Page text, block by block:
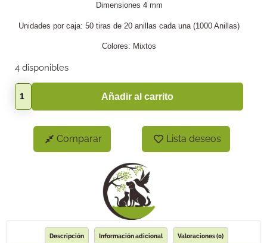
Dimensiones 4 mm
Unidades por caja: 50 tiras de 20 anillas cada una (1000 Anillas)
Colores: Mixtos
4 disponibles
Añadir al carrito
Comparar Lista deseos
Descripción Información adicional Valoraciones (0)